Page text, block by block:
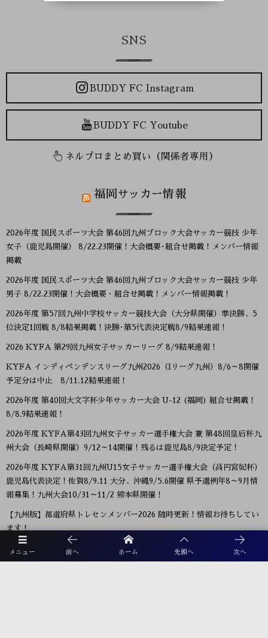
メニュー 前へ ホーム 先頭へ 次へ
SNS
BUDDY FC Instagram
BUDDY FC Youtube
ネルプロまとめ買い（関係者専用）
福岡サッカー情報
2026年度 国民スポーツ大会 第46回九州ブロック大会サッカー競技 少年
女子（鹿児島開催） 8/22.23開催！大会概要･組合せ掲載！メンバー情報
掲載
2026年度 国民スポーツ大会 第46回九州ブロック大会サッカー競技 少年
男子 8/22.23開催！大会概要・組合せ掲載！メンバー情報掲載！
2026年度 第57回九州中学校サッカー競技大会（大分県開催）準決勝、5
位決定1回戦 8/8結果掲載！決勝･第5代表決定戦8/9結果速報！
2026 KYFA 第29回九州女子サッカーリーグ 8/9結果速報！
KYFA インディペンデンスリーグ九州2026（Iリーグ九州）8/6～8開催
予定分は中止 8/11.12結果速報！
2026年度 第40回大文字杯少年サッカー大会 U-12 (福岡) 組合せ掲載！
8/8,9結果速報！
2026年度 KYFA第43回九州女子サッカー選手権大会 兼 第48回皇后杯九
州大会（長崎県開催）9/12～14開催！残るは鹿児島8/9決定予定！
2026年度 KYFA第31回九州U15女子サッカー選手権大会（高円宮妃杯）
鹿児島代表決定！佐賀8/9.11 大分、沖縄9/5.6開催 県予選例年8～9月情
報募集！九州大会10/31～11/2 熊本県開催！
【九州版】都道府県トレセンメンバー2026 随時更新！情報お待ちしてい
ます！
【福岡県少年男子】参加選手掲載！2026年度国民スポーツ大会 第46回九
州ブロック大会 （8/22,23）